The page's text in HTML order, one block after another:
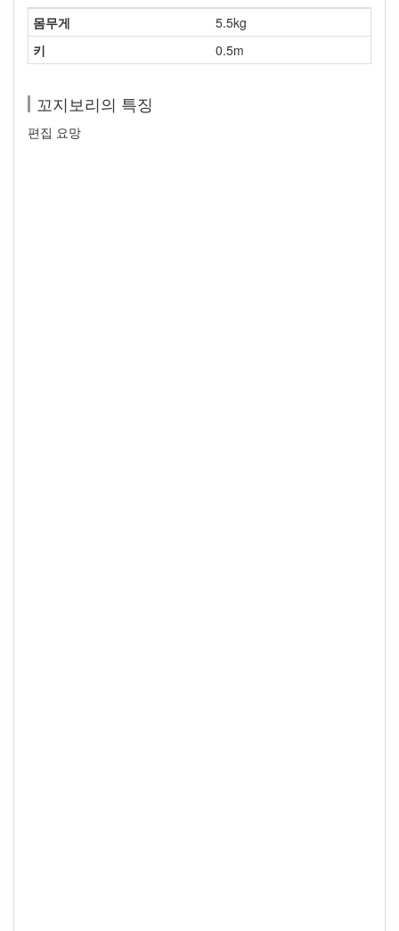
몸무게
5.5kg
키
0.5m
꼬지보리의 특징
편집 요망